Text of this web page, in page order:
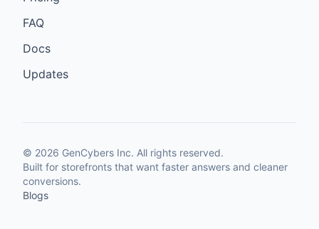
FAQ
Docs
Updates
© 2026 GenCybers Inc. All rights reserved.
Built for storefronts that want faster answers and cleaner
conversions.
Blogs